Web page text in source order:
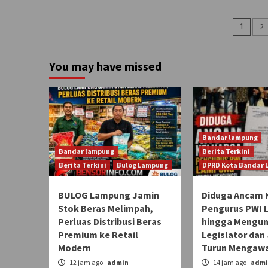
1 2
You may have missed
Bandar lampung
Berita Terkini
Bulog Lampung
BULOG Lampung Jamin
Stok Beras Melimpah,
Perluas Distribusi Beras
Premium ke Retail
Modern
12 jam ago admin
Bandar lampung
Berita Terkini
DPRD Kota Bandar
Diduga Ancam
Pengurus PWI
hingga
Legislator dan
Turun
14 jam ago